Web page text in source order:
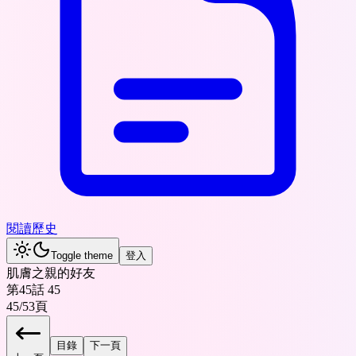
閱讀歷史
Toggle theme 登入
肌膚之親的好友
第45話 45
45/53頁
目錄 下一頁